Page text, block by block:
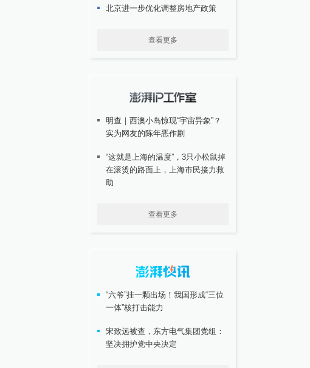
北京进一步优化调整房地产政策
查看更多
明查｜西澳小岛惊现“宇宙异象”？
实为网友的陈年恶作剧
“这就是上海的温度”，3只小松鼠掉
在滚烫的路面上，上海市民接力救
助
查看更多
“六爷”挂一颗出场！我国形成“三位
一体”核打击能力
宋致远被查，东方电气集团党组：
坚决拥护党中央决定